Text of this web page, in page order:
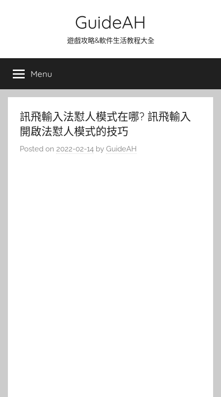
GuideAH
遊戲攻略&軟件生活教程大全
Menu
訊飛輸入法懟人模式在哪? 訊飛輸入
開啟法懟人模式的技巧
Posted on 2022-02-14 by GuideAH